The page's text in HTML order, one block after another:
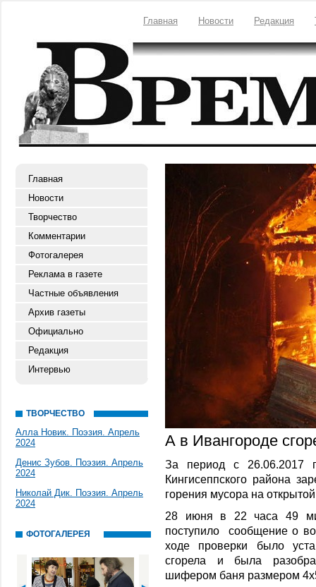
Главная Новости Редакция
Главная
Новости
Творчество
Комментарии
Фотогалерея
Реклама в газете
Частные объявления
Архив газеты
Официально
Редакция
Интервью
ТВОРЧЕСТВО
Алла Новик. Поэзия. Апрель
2024
Денис Зубов. Поэзия. Апрель
2024
Николай Дик. Поэзия. Апрель
2024
ФОТОГАЛЕРЕЯ
А в Ивангороде
За период с 26.06.2017
Кингисеппского района
горения мусора на
28 июня в 22 часа 49
поступило сообщение о
ходе проверки было
сгорела и была
шифером баня размером